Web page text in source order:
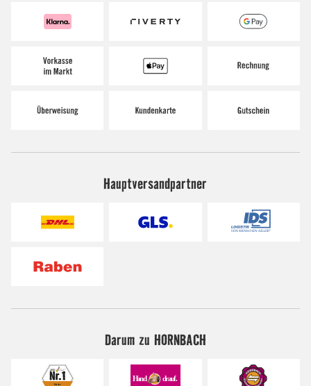
Hauptversandpartner
Darum zu HORNBACH